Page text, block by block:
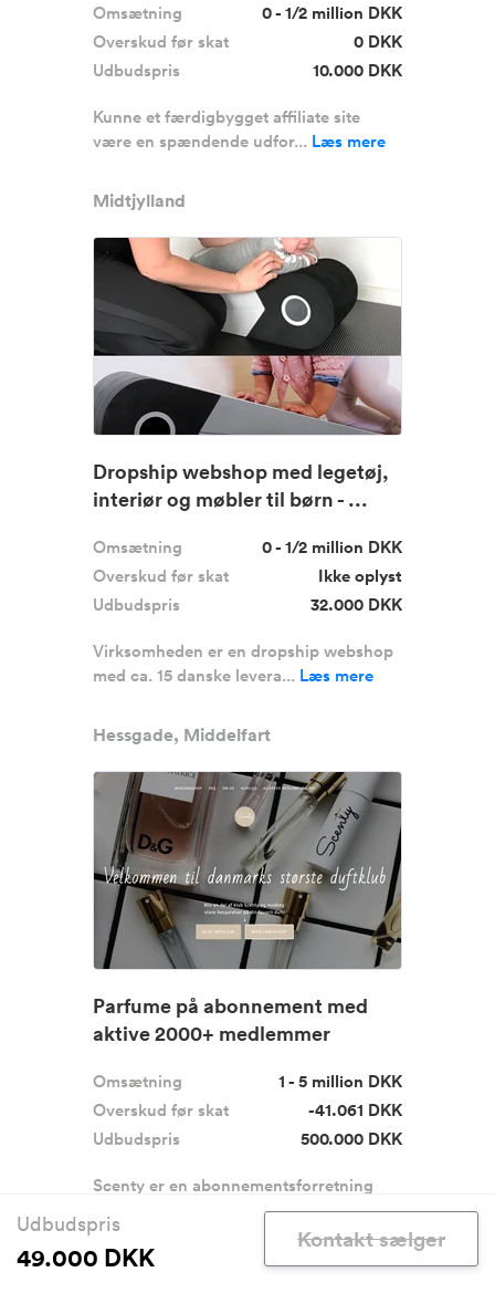
Udbudspris
49.000 DKK
Kontakt sælger
Omsætning
0 - 1/2 million DKK
Overskud før skat
0 DKK
Udbudspris
10.000 DKK
Kunne et færdigbygget affiliate site
være en spændende udfor... Læs mere
Midtjylland
Dropship webshop med legetøj,
interiør og møbler til børn - ...
Omsætning
0 - 1/2 million DKK
Overskud før skat
Ikke oplyst
Udbudspris
32.000 DKK
Virksomheden er en dropship webshop
med ca. 15 danske levera... Læs mere
Hessgade, Middelfart
Parfume på abonnement med
aktive 2000+ medlemmer
Omsætning
1 - 5 million DKK
Overskud før skat
-41.061 DKK
Udbudspris
500.000 DKK
Scenty er en abonnementsforretning
hvor medlemmerne hver mån...Læs
mere